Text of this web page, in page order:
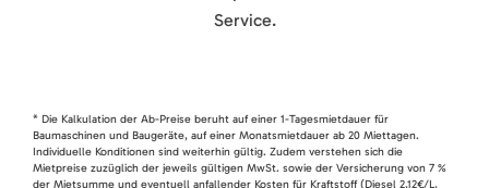
Service.
* Die Kalkulation der Ab-Preise beruht auf einer 1-Tagesmietdauer für
Baumaschinen und Baugeräte, auf einer Monatsmietdauer ab 20 Miettagen.
Individuelle Konditionen sind weiterhin gültig. Zudem verstehen sich die
Mietpreise zuzüglich der jeweils gültigen MwSt. sowie der Versicherung von 7 %
der Mietsumme und eventuell anfallender Kosten für Kraftstoff (Diesel 2,12€/L,